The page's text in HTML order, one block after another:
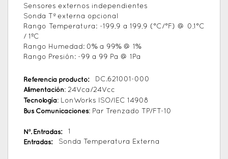
Sensores externos independientes
Sonda Tª externa opcional
Rango Temperatura: -199,9 a 199,9 (°C/°F) @ 0,1°C
/ 1ºC
Rango Humedad: 0% a 99% @ 1%
Rango Presión: -99 a 99 Pa @ 1Pa
Referencia producto:
DC.621001-000
Alimentación: 24Vca/24Vcc
Tecnología: LonWorks ISO/IEC 14908
Bus Comunicaciones: Par Trenzado TP/FT-10
Nº. Entradas:
1
Entradas:
Sonda Temperatura Externa